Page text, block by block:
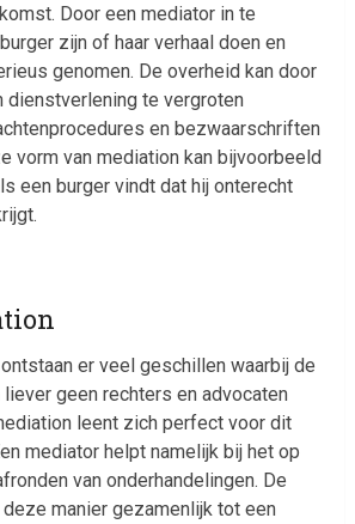
Door een mediator in te
zijn of haar verhaal doen en
genomen. De overheid kan door
dienstverlening te vergroten
en bezwaarschriften
vorm van mediation kan bijvoorbeeld
een burger vindt dat hij onterecht
er veel geschillen waarbij de
geen rechters en advocaten
leent zich perfect voor dit
mediator helpt namelijk bij het op
van onderhandelingen. De
manier gezamenlijk tot een